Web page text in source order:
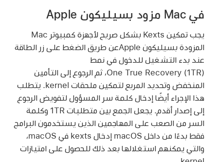
في Mac مزود بسيليكون Apple
يجب تمكين Kexts بشكل صريح لأجهزة كمبيوتر Mac
المزودة بسيليكون Appleعن طريق الضغط على زر الطاقة
عند بدء التشغيل للدخول في نمط
One True Recovery (1TR)، ثم الرجوع إلى التأمين
المنخفض وتحديد المربع لتمكين ملحقات kernel. يتطلب
هذا الإجراء أيضًا إدخال كلمة سر المسؤول لتفويض الرجوع
إلى إصدار أقدم. يجعل الجمع بين متطلبات 1TR وكلمة
السر من الصعب على المهاجمين الذين يستخدمون البرامج
فقط بدءًا من داخل macOS إدخال kexts في macOS،
والتي يمكنهم استغلالها بعد ذلك للحصول على امتيازات